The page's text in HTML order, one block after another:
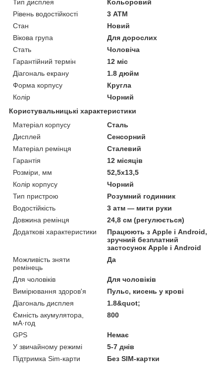
Тип дисплея
Кольоровий
Рівень водостійкості
3 АТМ
Стан
Новий
Вікова група
Для дорослих
Стать
Чоловіча
Гарантійний термін
12 міс
Діагональ екрану
1.8 дюйм
Форма корпусу
Кругла
Колір
Чорний
Користувальницькі характеристики
Матеріал корпусу
Сталь
Дисплей
Сенсорний
Матеріал ремінця
Сталевий
Гарантія
12 місяців
Розміри, мм
52,5x13,5
Колір корпусу
Чорний
Тип пристрою
Розумний годинник
Водостійкість
3 атм — мити руки
Довжина ремінця
24,8 см (регулюється)
Додаткові характеристики
Працюють з Apple і Android,
зручний безплатний
застосунок Apple і Android
Можливість зняти
ремінець
Да
Для чоловіків
Для чоловіків
Вимірювання здоров'я
Пульс, кисень у крові
Діагональ дисплея
1.8&quot;
Ємність акумулятора,
мА·год
800
GPS
Немає
У звичайному режимі
5-7 днів
Підтримка Sim-карти
Без SIM-картки